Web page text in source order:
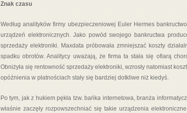
Znak czasu
Według analityków firmy ubezpieczeniowej Euler Hermes
urządzeń elektronicznych. Jako powód swojego bankructwa
sprzedaży elektroniki. Maxdata próbowała zmniejszać koszty
spadku obrotów. Analitycy uważają, że firma ta stała się ofiarą
Obniżyła się rentowność sprzedaży elektroniki, wzrosły natomiast
opóźnienia w płatnościach stały się bardziej dotkliwe niż kiedyś.
Po tym, jak z hukiem pękła tzw. bańka internetowa, branża
właśnie zaczęły rozpowszechniać się takie urządzenia